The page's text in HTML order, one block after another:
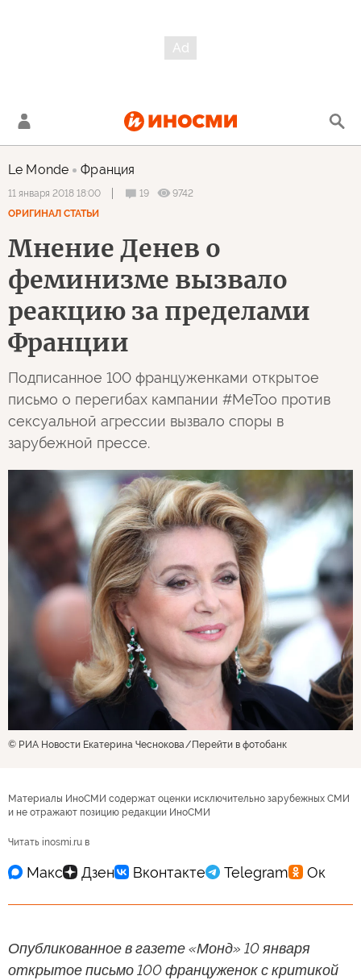
Le Monde Франция
11 января 2018 18:00 19
9742
ОРИГИНАЛ СТАТЬИ
Мнение Денев о
феминизме вызвало
реакцию за пределами
Франции
Подписанное 100 француженками открытое
письмо о перегибах кампании #MeToo против
сексуальной агрессии вызвало споры в
зарубежной прессе.
© РИА Новости Екатерина Чеснокова Перейти в фотобанк
Материалы ИноСМИ содержат оценки исключительно зарубежных СМИ
и не отражают позицию редакции ИноСМИ
Читать inosmi.ru в
Опубликованное в газете «Монд» 10 января
открытое письмо 100 француженок с критикой